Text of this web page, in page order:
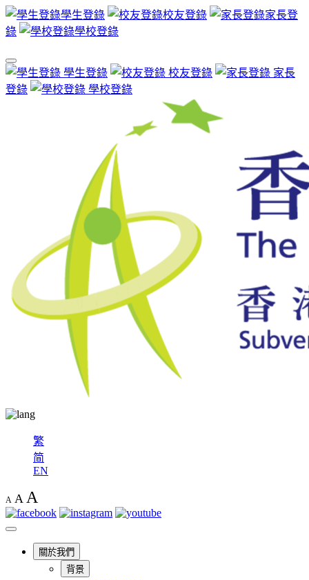
學生登錄 校友登錄
家長登
錄
學校登錄
學生登錄 校友登錄
家長
登錄
學校登錄
繁
简
EN
A A A
關於我們
背景